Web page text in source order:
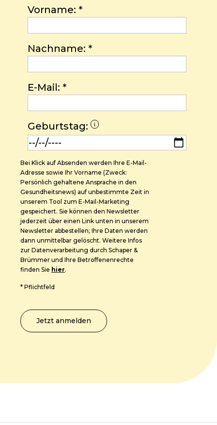
Vorname: *
Nachname: *
E-Mail: *
Geburtstag:
Bei Klick auf Absenden werden Ihre E-Mail-
Adresse sowie Ihr Vorname (Zweck:
Persönlich gehaltene Ansprache in den
Gesundheitsnews) auf unbestimmte Zeit in
unserem Tool zum E-Mail-Marketing
gespeichert. Sie können den Newsletter
jederzeit über einen Link unten in unserem
Newsletter abbestellen; Ihre Daten werden
dann unmittelbar gelöscht. Weitere Infos
zur Datenverarbeitung durch Schaper &
Brümmer und Ihre Betroffenenrechte
finden Sie hier.
* Pflichtfeld